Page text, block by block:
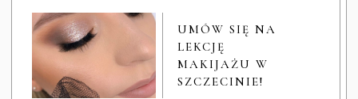
UMÓW SIĘ NA
LEKCJĘ
MAKIJAŻU W
SZCZECINIE!